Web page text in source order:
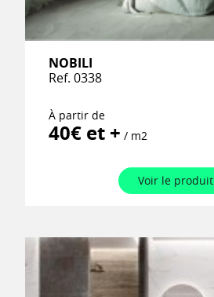
NOBILI
Ref. 0338
À partir de
40€ et + / m2
Voir le produit